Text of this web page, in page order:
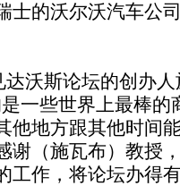
士的沃尔沃汽车公
斯论坛的创办人
一些世界上最棒
他地方跟其他时间
谢（施瓦布）教授
工作，将论坛办得